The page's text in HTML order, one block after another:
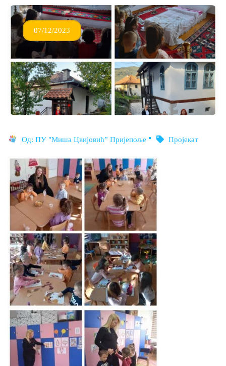
07/12/2023
Од: ПУ "Миша Цвијовић” Пријепоље Пројекат